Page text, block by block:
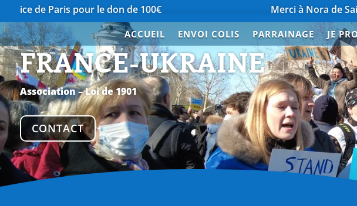
pour le don de 100€……………………………………. Merci à Nora de Saint-Pée-
ACCUEIL ENVOI COLIS PARRAINAGE JE
FRANCE-UKRAINE
Association – Loi de 1901
CONTACT